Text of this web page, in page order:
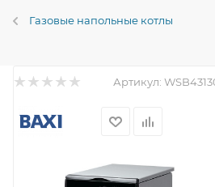
Газовые напольные котлы
Артикул: